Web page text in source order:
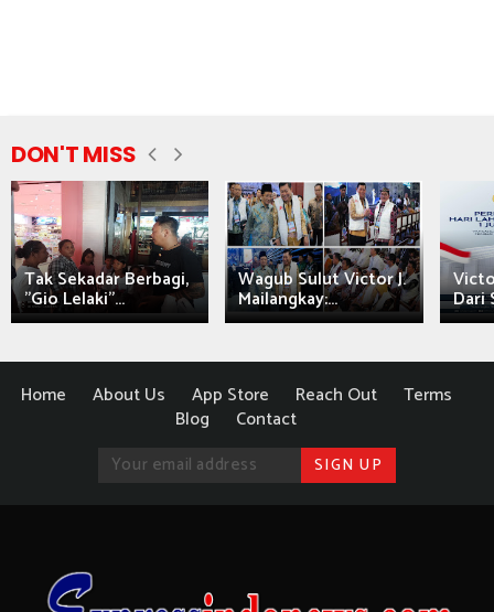
DON'T MISS
Tak Sekadar Berbagi,
"Gio Lelaki"...
Wagub Sulut Victor J.
Mailangkay:... Dari
Home About Us App Store Reach Out
Terms
Blog
Contact